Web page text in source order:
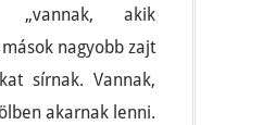
„vannak, akik
nagyobb zajt
sírnak. Vannak,
akarnak lenni.